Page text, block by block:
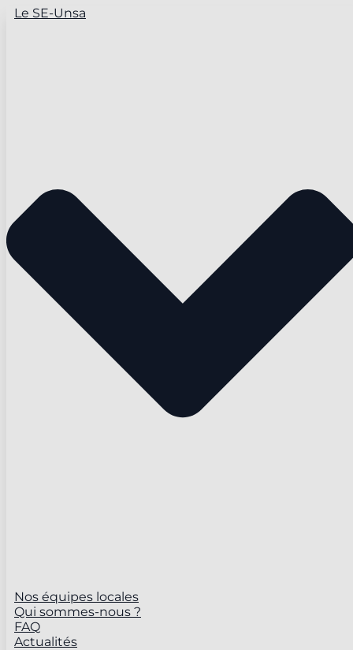
Le SE-Unsa
Nos équipes locales
Qui sommes-nous ?
FAQ
Actualités